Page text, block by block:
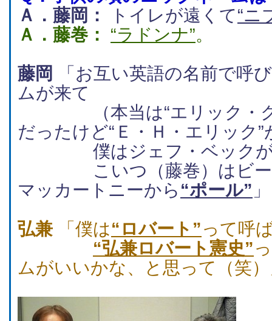
Ａ．藤岡：
トイレが遠くて“ニ
Ａ．藤巻：
“ラドンナ”。
藤岡
「お互い英語の名前で呼
ムが来て
（本当は“エリック・ク
だったけど“Ｅ・Ｈ・エリック
僕はジェフ・ベックが
こいつ（藤巻）はビー
マッカートニーから “ポール” 」
弘兼 「僕は“ロバート”って呼
“弘兼ロバート憲史”
ムがいいかな、と思って（笑